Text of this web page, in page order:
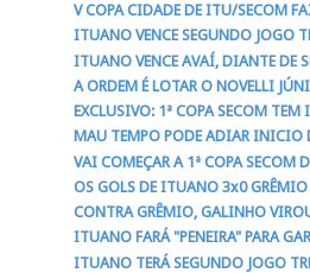
V COPA CIDADE DE ITU/SECOM
ITUANO VENCE SEGUNDO JOGO
ITUANO VENCE AVAÍ, DIANTE DE
A ORDEM É LOTAR O NOVELLI
EXCLUSIVO: 1ª COPA SECOM
MAU TEMPO PODE ADIAR INICIO
VAI COMEÇAR A 1ª COPA SECOM
OS GOLS DE ITUANO 3x0 GRÊMIO
CONTRA GRÊMIO, GALINHO
ITUANO FARÁ "PENEIRA" PARA
ITUANO TERÁ SEGUNDO JOGO